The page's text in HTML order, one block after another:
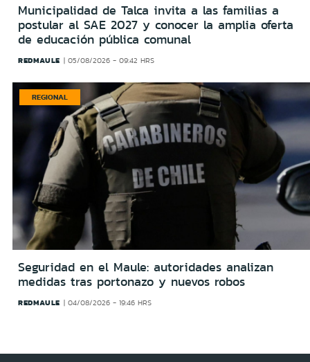
Municipalidad de Talca invita a las familias a
postular al SAE 2027 y conocer la amplia oferta
de educación pública comunal
REDMAULE 05/08/2026 - 09:42 HRS
REGIONAL
Seguridad en el Maule: autoridades analizan
medidas tras portonazo y nuevos robos
REDMAULE 04/08/2026 - 19:46 HRS